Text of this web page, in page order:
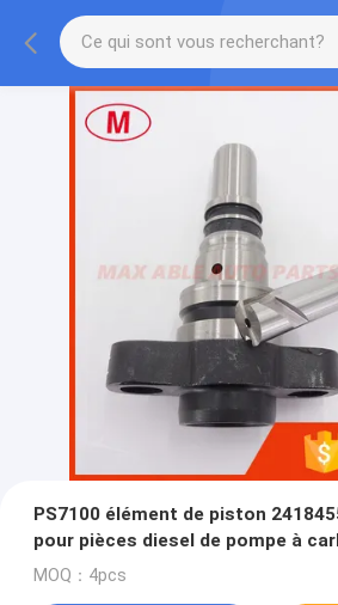
PS7100 élément de piston
pour pièces diesel de pompe à
MOQ：4pcs